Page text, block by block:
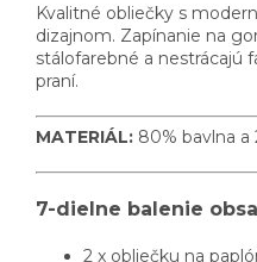
Kvalitné obliečky s
dizajnom. Zapínanie na
stálofarebné a nestrácajú
praní.
MATERIÁL: 80% bavlna
7-dielne balenie
2 x obliečku na